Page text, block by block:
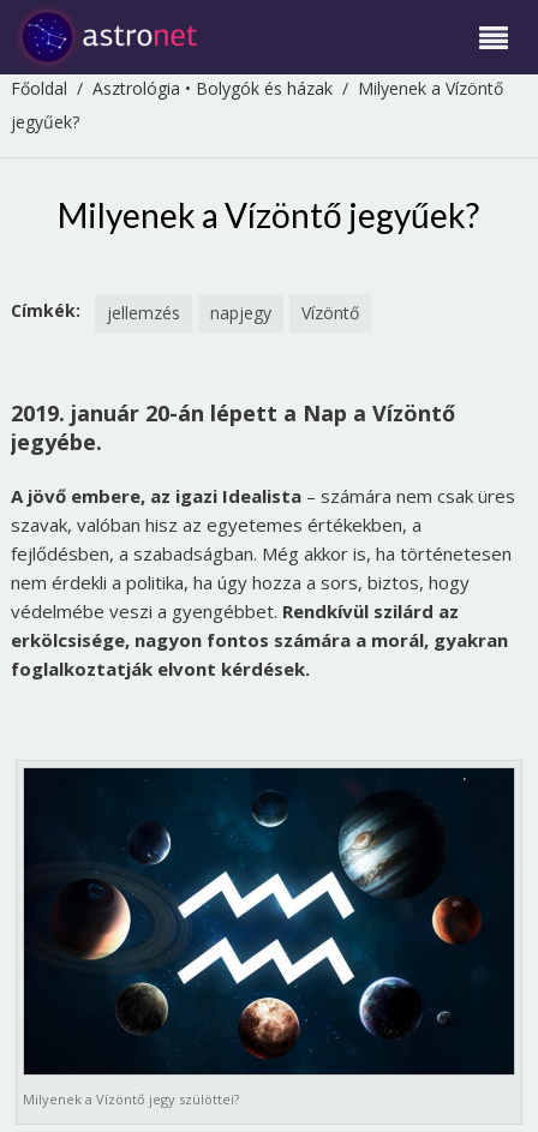
Főoldal / Asztrológia • Bolygók és házak/ Milyenek a Vízöntő
jegyűek?
Milyenek a Vízöntő jegyűek?
Címkék: jellemzés napjegy Vízöntő
2019. január 20-án lépett a Nap a Vízöntő
jegyébe.
A jövő embere, az igazi Idealista– számára nem csak üres
szavak, valóban hisz az egyetemes értékekben, a
fejlődésben, a szabadságban. Még akkor is, ha történetesen
nem érdekli a politika, ha úgy hozza a sors, biztos, hogy
védelmébe veszi a gyengébbet. Rendkívül szilárd az
erkölcsisége, nagyon fontos számára a morál, gyakran
foglalkoztatják elvont kérdések.
Milyenek a Vízöntő jegy szülöttei?